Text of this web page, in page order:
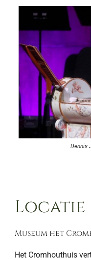
Dennis
Locatie
Museum het
Het Cromhouthuis